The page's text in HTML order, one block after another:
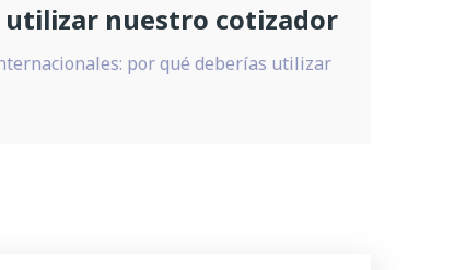
utilizar nuestro cotizador
por qué deberías utilizar